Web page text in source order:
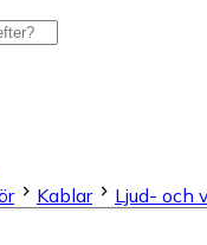
Kablar Ljud- och